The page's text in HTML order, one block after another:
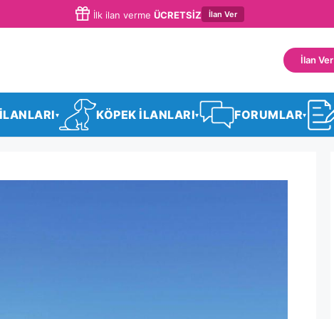
İlk ilan verme ÜCRETSİZ İlan Ver
İlan Ver
▾ KÖPEK İLANLARI▾ FORUMLAR▾